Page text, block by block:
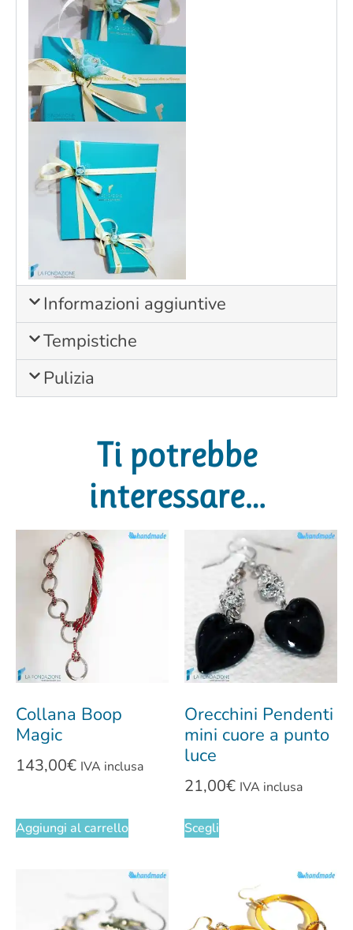
Informazioni aggiuntive
Tempistiche
Pulizia
Ti potrebbe
interessare…
Collana Boop
Magic
143,00€ IVA inclusa
Aggiungi al carrello
Orecchini Pendenti
mini cuore a punto
luce
21,00€ IVA inclusa
Scegli